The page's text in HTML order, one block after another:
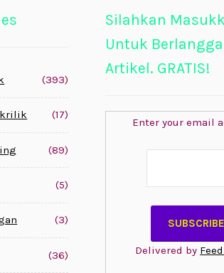
(393)
(17)
(89)
(5)
(3)
(36)
Silahkan
Untuk
Artikel. GRATIS!
Enter your email
Delivered by